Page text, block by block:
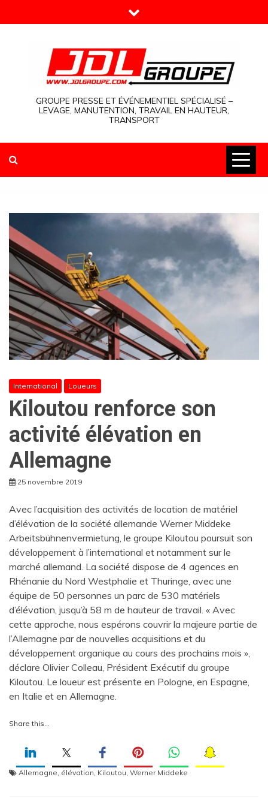
to
GROUPE PRESSE ET ÉVÉNEMENTIEL SPÉCIALISÉ –
LEVAGE, MANUTENTION, TRAVAIL EN HAUTEUR,
TRANSPORT
International Loueurs
Kiloutou renforce son
activité élévation en
Allemagne
25 novembre 2019
Avec l’acquisition des activités de location de matériel
d’élévation de la société allemande Werner Middeke
Arbeitsbühnenvermietung, le groupe Kiloutou poursuit son
développement à l’international et notamment sur le
marché allemand. La société dispose de 4 agences en
Rhénanie du Nord Westphalie et Thuringe, avec une
équipe de 50 personnes un parc de 530 matériels
d’élévation, jusqu’à 58 m de hauteur de travail. « Avec
cette approche, nous espérons couvrir la majeure partie de
l’Allemagne par de nouvelles acquisitions et du
développement organique au cours des prochains mois »,
déclare Olivier Colleau, Président Exécutif du groupe
Kiloutou. Le loueur est présente en Pologne, en Espagne,
en Italie et en Allemagne.
Share this…
Allemagne, élévation, Kiloutou, Werner Middeke